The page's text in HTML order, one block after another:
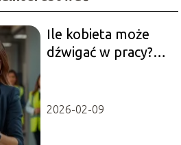
Ile kobieta może
dźwigać w pracy?
2026-02-09